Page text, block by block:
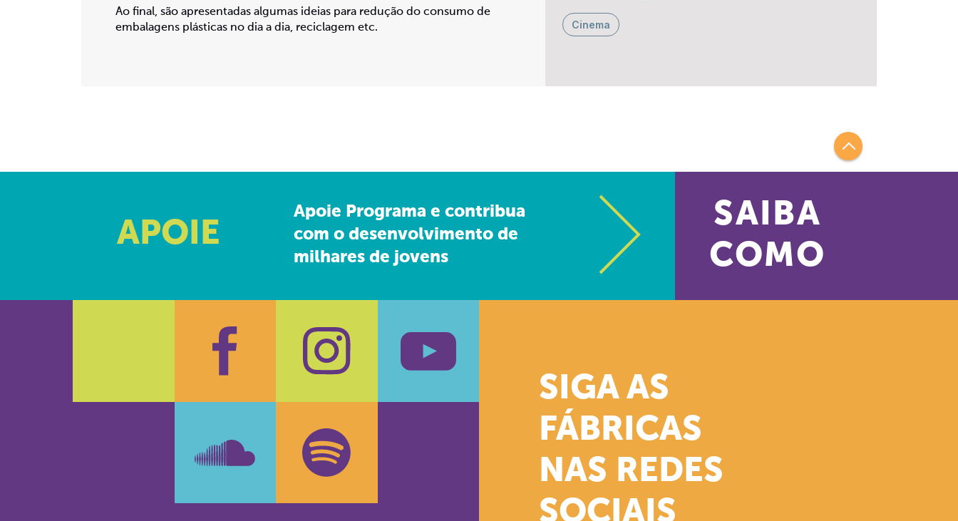
Ao final, são apresentadas algumas ideias para redução do consumo de
embalagens plásticas no dia a dia, reciclagem etc.
Cinema
APOIE
Apoie Programa e contribua
com o desenvolvimento de
milhares de jovens
SAIBA
COMO
SIGA AS
FÁBRICAS
NAS REDES
SOCIAIS
FacebookInstagram